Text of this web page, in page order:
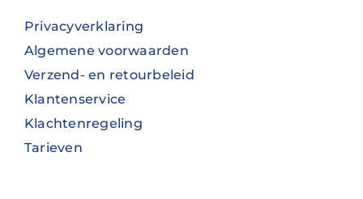
Privacyverklaring
Algemene voorwaarden
Verzend- en retourbeleid
Klantenservice
Klachtenregeling
Tarieven